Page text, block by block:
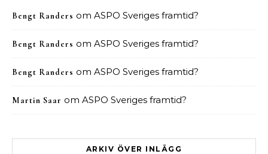
Bengt Randers om ASPO Sveriges framtid?
Bengt Randers om ASPO Sveriges framtid?
Bengt Randers om ASPO Sveriges framtid?
Martin Saar om ASPO Sveriges framtid?
ARKIV ÖVER INLÄGG